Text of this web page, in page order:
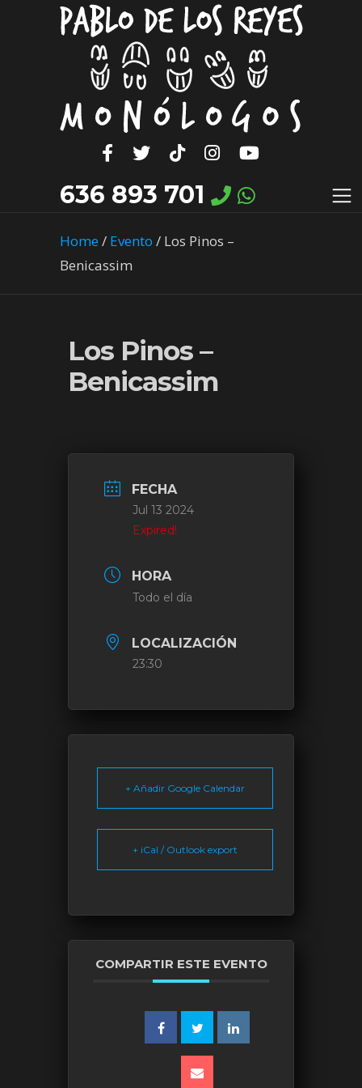
636 893 701
Home/ Evento / Los Pinos –
Benicassim
Los Pinos –
Benicassim
FECHA
Jul 13 2024
Expired!
HORA
Todo el día
LOCALIZACIÓN
23:30
+ Añadir Google Calendar
+ iCal / Outlook export
COMPARTIR ESTE EVENTO